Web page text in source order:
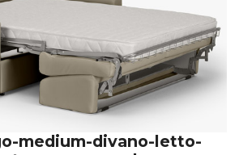
medium-divano-letto-